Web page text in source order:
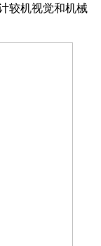
较机视觉和机械